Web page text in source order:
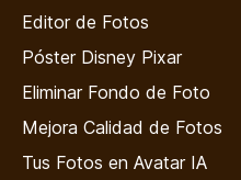
Editor de Fotos
Póster Disney Pixar
Eliminar Fondo de Foto
Mejora Calidad de Fotos
Tus Fotos en Avatar IA